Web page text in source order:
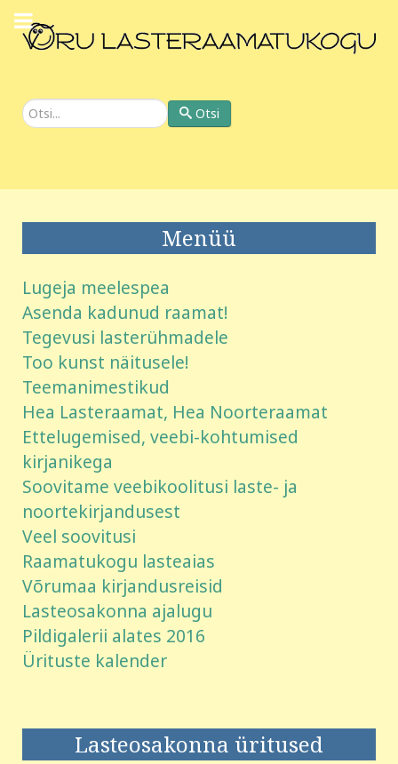
Otsi Otsi
Menüü
Lugeja meelespea
Asenda kadunud raamat!
Tegevusi lasterühmadele
Too kunst näitusele!
Teemanimestikud
Hea Lasteraamat, Hea Noorteraamat
Ettelugemised, veebi-kohtumised
kirjanikega
Soovitame veebikoolitusi laste- ja
noortekirjandusest
Veel soovitusi
Raamatukogu lasteaias
Võrumaa kirjandusreisid
Lasteosakonna ajalugu
Pildigalerii alates 2016
Ürituste kalender
Lasteosakonna üritused